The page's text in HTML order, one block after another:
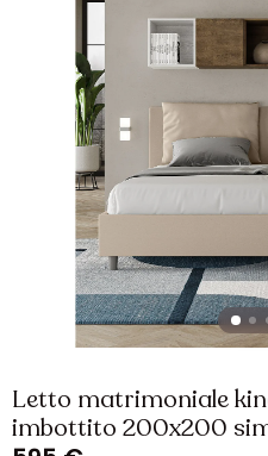
Letto matrimoniale
imbottito 200x200